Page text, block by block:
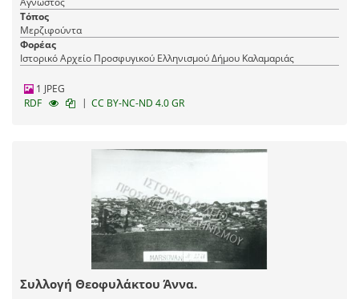
Τόπος
Μερζιφούντα
Φορέας
Ιστορικό Αρχείο Προσφυγικού Ελληνισμού Δήμου Καλαμαριάς
1 JPEG
RDF
| CC BY-NC-ND 4.0 GR
Συλλογή Θεοφυλάκτου Άννα.